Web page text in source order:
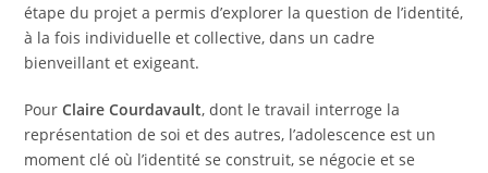
étape du projet a permis d’explorer la question de l’identité,
à la fois individuelle et collective, dans un cadre
bienveillant et exigeant.
PourClaire Courdavault, dont le travail interroge la
représentation de soi et des autres, l’adolescence est un
moment clé où l’identité se construit, se négocie et se